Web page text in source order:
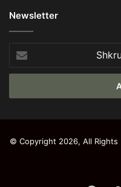
Newsletter
E-
mailin
© Copyright 2026, All Rights